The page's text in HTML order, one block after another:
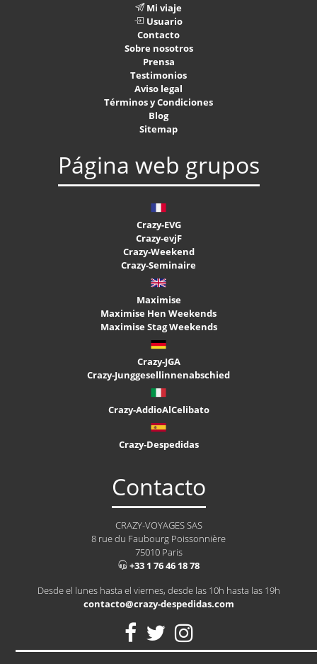
Mi viaje
Usuario
Contacto
Sobre nosotros
Prensa
Testimonios
Aviso legal
Términos y Condiciones
Blog
Sitemap
Página web grupos
Crazy-EVG
Crazy-evjF
Crazy-Weekend
Crazy-Seminaire
Maximise
Maximise Hen Weekends
Maximise Stag Weekends
Crazy-JGA
Crazy-Junggesellinnenabschied
Crazy-AddioAlCelibato
Crazy-Despedidas
Contacto
CRAZY-VOYAGES SAS
8 rue du Faubourg Poissonnière
75010 Paris
+33 1 76 46 18 78
Desde el lunes hasta el viernes, desde las 10h hasta las 19h
contacto@crazy-despedidas.com